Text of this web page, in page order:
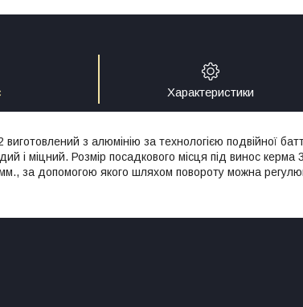
Характеристики
з алюмінію за технологією подвійної
і міцний. Розмір посадкового місця під винос
за допомогою якого шляхом повороту можна